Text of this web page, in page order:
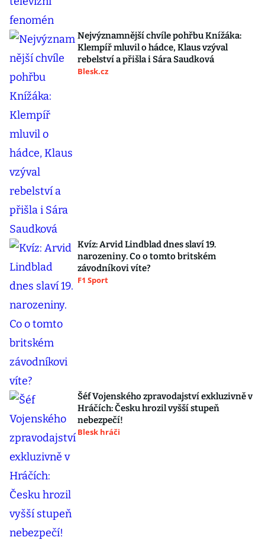
Nejvýznamnější chvíle pohřbu Knížáka:
Klempíř mluvil o hádce, Klaus vzýval
rebelství a přišla i Sára Saudková
Blesk.cz
Kvíz: Arvid Lindblad dnes slaví 19.
narozeniny. Co o tomto britském
závodníkovi víte?
F1 Sport
Šéf Vojenského zpravodajství exkluzivně v
Hráčích: Česku hrozil vyšší stupeň
nebezpečí!
Blesk hráči